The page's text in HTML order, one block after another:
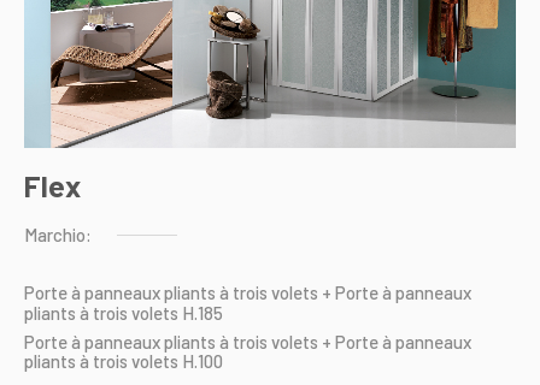
Flex
Marchio:
Porteà panneauxpliants à trois volets + Porteà panneaux
pliants à trois volets H.185
Porteà panneauxpliants à trois volets + Porteà panneaux
pliants à trois volets H.100